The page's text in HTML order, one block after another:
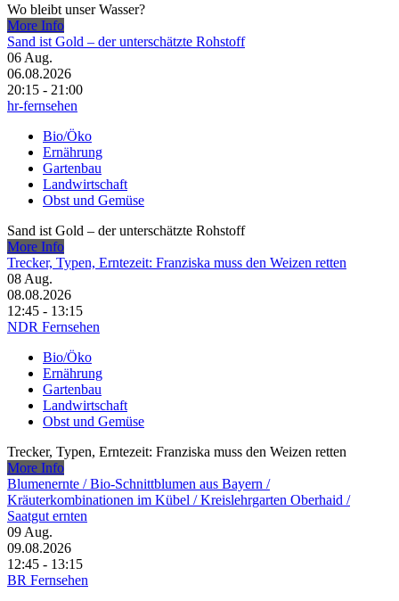
Wo bleibt unser Wasser?
More Info
Sand ist Gold – der unterschätzte Rohstoff
06 Aug.
06.08.2026
20:15 - 21:00
hr-fernsehen
Bio/Öko
Ernährung
Gartenbau
Landwirtschaft
Obst und Gemüse
Sand ist Gold – der unterschätzte Rohstoff
More Info
Trecker, Typen, Erntezeit: Franziska muss den Weizen retten
08 Aug.
08.08.2026
12:45 - 13:15
NDR Fernsehen
Bio/Öko
Ernährung
Gartenbau
Landwirtschaft
Obst und Gemüse
Trecker, Typen, Erntezeit: Franziska muss den Weizen retten
More Info
Blumenernte /​ Bio-Schnittblumen aus Bayern /​
Kräuterkombinationen im Kübel /​ Kreislehrgarten Oberhaid /​
Saatgut ernten
09 Aug.
09.08.2026
12:45 - 13:15
BR Fernsehen